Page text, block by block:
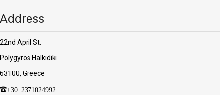
Address
22nd April St.
Polygyros Halkidiki
63100, Greece
+30 2371024992